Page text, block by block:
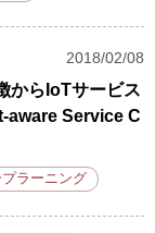
2018/02/08
からIoTサービス
aware Service C
ラーニング